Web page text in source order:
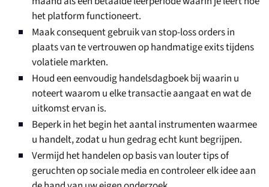
het platform functioneert.
Maak consequent gebruik van stop-loss orders in
plaats van te vertrouwen op handmatige exits tijdens
volatiele markten.
Houd een eenvoudig handelsdagboek bij waarin u
noteert waarom u elke transactie aangaat en wat de
uitkomst ervan is.
Beperk in het begin het aantal instrumenten waarmee
u handelt, zodat u hun gedrag echt kunt begrijpen.
Vermijd het handelen op basis van louter tips of
geruchten op sociale media en controleer elk idee aan